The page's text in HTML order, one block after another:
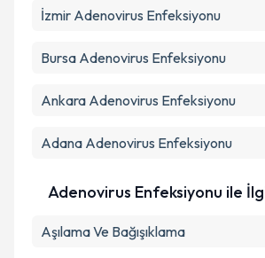
İzmir Adenovirus Enfeksiyonu
Bursa Adenovirus Enfeksiyonu
Ankara Adenovirus Enfeksiyonu
Adana Adenovirus Enfeksiyonu
Adenovirus Enfeksiyonu ile
Aşılama Ve Bağışıklama